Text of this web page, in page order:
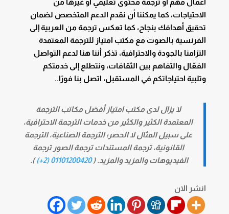
أعمال مهم أو ترجمة محتوى تعليمي أو غيرها من
الاحتياجات، كما يمكننا أن نقدم الدعم المتخصص لضمان
تحقيق أهدافك بنجاح، كما تعكس ترجمة من العربية إلى
الفرنسية بالصوت مع مكتب امتياز للترجمة المعتمدة
التزامنا بالجودة والاحترافية، تذكر أننا هنا لدعم التواصل
الفعّال والتفاهم بين الثقافات، ونتطلع إلى خدمتكم
وتلبية احتياجاتكم في المستقبل، اتصل بنا فورًا..
لا يزال لدى مكتب امتياز أفضل مكاتب الترجمة
المعتمدة الكثير والكثير من خدمات الترجمة الاحترافية،
على سبيل المثال لا الحصر؛ الترجمة الصناعية، الترجمة
القانونية، ترجمة المستندات ترجمة الصور ترجمة
الفيديوهات والمزيد والمزيد. (01101200420 (2+)
).
انشر الان